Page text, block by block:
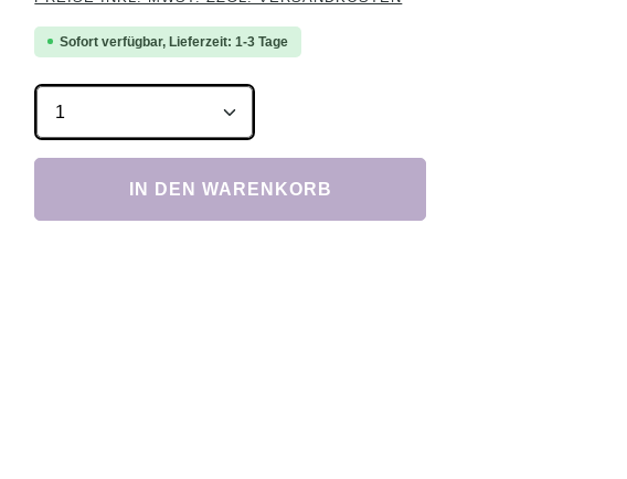
Sofort verfügbar, Lieferzeit: 1-3 Tage
Produkt Anzahl: Gib den gewünschten Wert ein
IN DEN WARENKORB